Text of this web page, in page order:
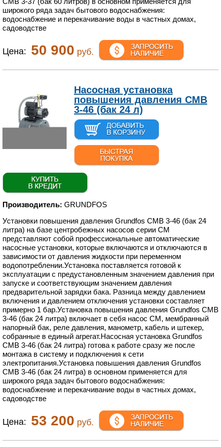
широкого ряда задач бытового водоснабжения:
водоснабжение и перекачивание воды в частных домах,
садоводстве
Цена: 50 900 руб.
Насосная установка
повышения давления CMB
3-46 (бак 24 л)
Производитель: GRUNDFOS
Установки повышения давления Grundfos CMB 3-46 (бак 24
литра) на базе центробежных насосов серии CM
представляют собой профессиональные автоматические
насосные установки, которые включаются и отключаются в
зависимости от давления жидкости при переменном
водопотреблении.Установка поставляется готовой к
эксплуатации с предустановленным значением давления при
запуске и соответствующим значением давления
предварительной зарядки бака. Разница между давлением
включения и давлением отключения установки составляет
примерно 1 бар.Установка повышения давления Grundfos CMB
3-46 (бак 24 литра) включает в себя насос CM, мембранный
напорный бак, реле давления, манометр, кабель и штекер,
собранные в единый агрегат.Насосная установка Grundfos
CMB 3-46 (бак 24 литра) готова к работе сразу же после
монтажа в систему и подключения к сети
электропитания.Установка повышения давления Grundfos
CMB 3-46 (бак 24 литра) в основном применяется для
широкого ряда задач бытового водоснабжения:
водоснабжение и перекачивание воды в частных домах,
садоводстве
Цена: 53 200 руб.